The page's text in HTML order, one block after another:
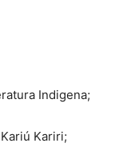
Indigena;
Kariri;